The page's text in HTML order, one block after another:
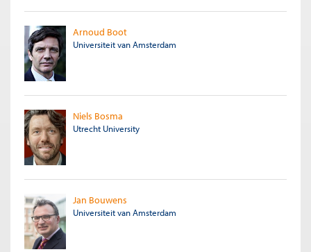
Arnoud Boot
Universiteit van Amsterdam
Niels Bosma
Utrecht University
Jan Bouwens
Universiteit van Amsterdam